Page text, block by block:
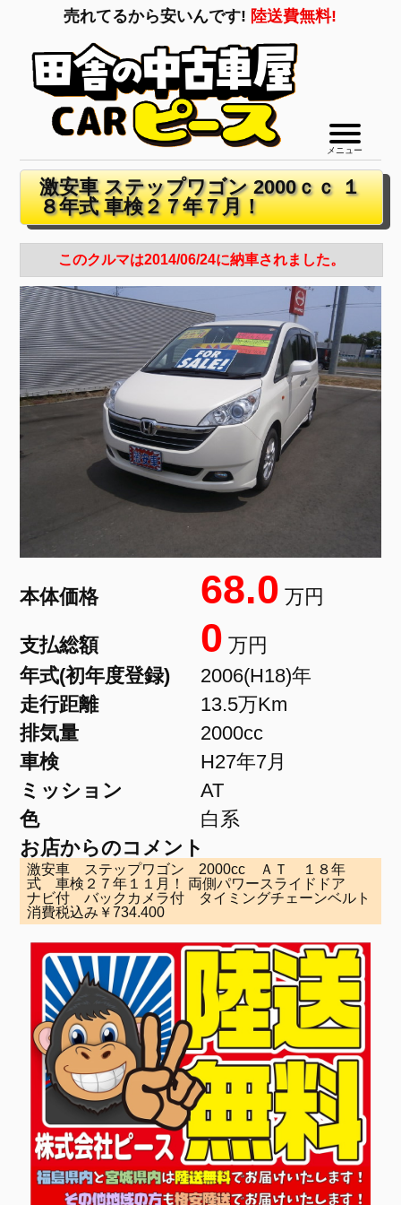
売れてるから安いんです! 陸送費無料!
メニュー
激安車 ステップワゴン 2000ｃｃ １
８年式 車検２７年７月！
このクルマは2014/06/24に納車されました。
本体価格 68.0 万円
支払総額 0 万円
年式(初年度登録)
2006(H18)年
走行距離
13.5万Km
排気量
2000cc
車検
H27年7月
ミッション
AT
色
白系
お店からのコメント
激安車 ステップワゴン 2000cc ＡＴ １８年
式 車検２７年１１月！ 両側パワースライドドア
ナビ付 バックカメラ付 タイミングチェーンベルト
消費税込み￥734.400